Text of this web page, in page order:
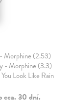
Morphine (2.53)
- Morphine (3.3)
Look Like Rain
cca. 30 dní.